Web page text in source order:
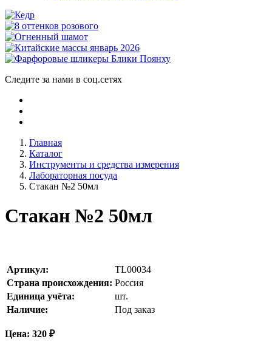
Следите за нами в соц.сетях
Главная
Каталог
Инструменты и средства измерения
Лабораторная посуда
Стакан №2 50мл
Стакан №2 50мл
Артикул:
TL00034
Страна происхождения: Россия
Единица учёта:
шт.
Наличие:
Под заказ
Цена: 320 ₽